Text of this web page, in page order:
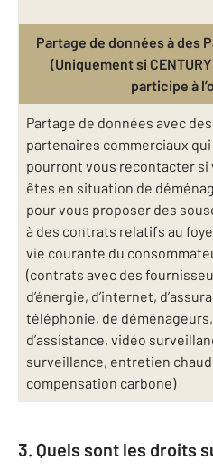
Partage de données à des
(Uniquement si
participe à
Partage de données avec des
partenaires commerciaux qui
pourront vous recontacter si
êtes en situation de
pour vous proposer des
à des contrats relatifs au
vie courante du
(contrats avec des
d’énergie, d’internet,
téléphonie, de déménageurs,
d’assistance, vidéo
surveillance, entretien
compensation carbone)
3. Quels sont les droits